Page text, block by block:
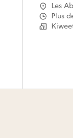
Les
Le
Plus